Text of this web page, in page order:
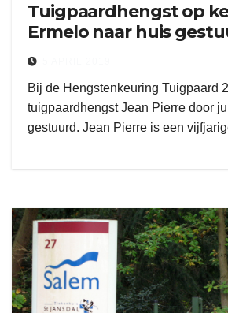
Tuigpaardhengst op
Ermelo naar huis
Bij de Hengstenkeuring Tuigpaard
tuigpaardhengst Jean Pierre door
gestuurd. Jean Pierre is een